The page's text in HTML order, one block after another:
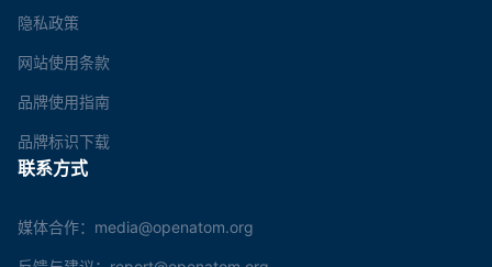
隐私政策
网站使用条款
品牌使用指南
品牌标识下载
联系方式
媒体合作：media@openatom.org